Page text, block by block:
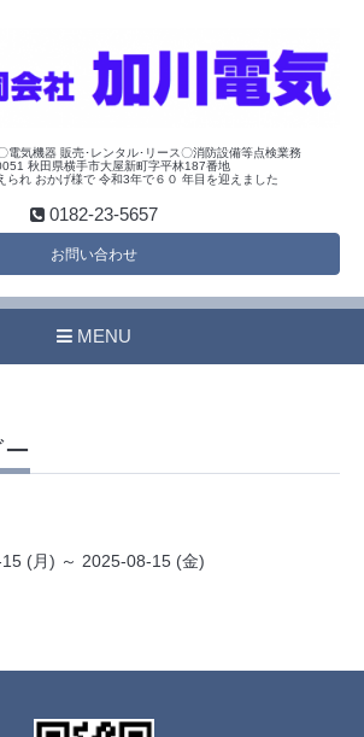
電気機器 販売･レンタル･リース〇消防設備等点検業務
秋田県横手市大屋新町字平林187番地
られ おかげ様で 令和3年で６０ 年目を迎えました
0182-23-5657
お問い合わせ
MENU
(月) ～ 2025-08-15 (金)